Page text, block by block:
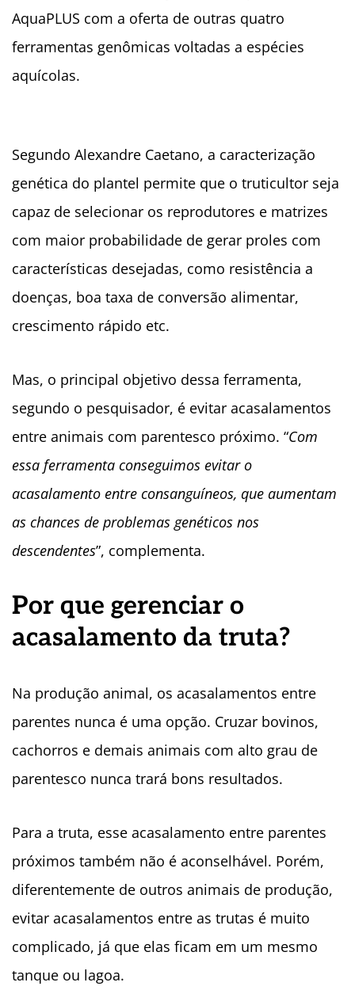
AquaPLUS com a oferta de outras quatro
ferramentas genômicas voltadas a espécies
aquícolas.
Segundo Alexandre Caetano, a caracterização
genética do plantel permite que o truticultor seja
capaz de selecionar os reprodutores e matrizes
com maior probabilidade de gerar proles com
características desejadas, como resistência a
doenças, boa taxa de conversão alimentar,
crescimento rápido etc.
Mas, o principal objetivo dessa ferramenta,
segundo o pesquisador, é evitar acasalamentos
entre animais com parentesco próximo. “Com
essa ferramenta conseguimos evitar o
acasalamento entre consanguíneos, que aumentam
as chances de problemas genéticos nos
descendentes”, complementa.
Por que gerenciar o
acasalamento da truta?
Na produção animal, os acasalamentos entre
parentes nunca é uma opção. Cruzar bovinos,
cachorros e demais animais com alto grau de
parentesco nunca trará bons resultados.
Para a truta, esse acasalamento entre parentes
próximos também não é aconselhável. Porém,
diferentemente de outros animais de produção,
evitar acasalamentos entre as trutas é muito
complicado, já que elas ficam em um mesmo
tanque ou lagoa.